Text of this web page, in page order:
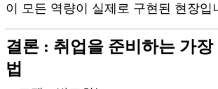
이 모든 역량이 실제로 구현된 현장입
결론 : 취업을 준비하는 가
법